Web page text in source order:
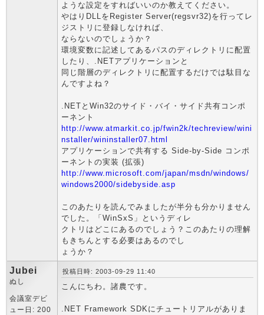
ような設定をすればいいのか教えてください。
やはりDLLをRegister Server(regsvr32)を行ってレ
ジストリに登録しなければ、
ならないのでしょうか？
環境変数に記述してあるパスのディレクトリに配置
したり、.NETアプリケーションと
同じ階層のディレクトリに配置するだけでは駄目な
んですよね？
.NETとWin32のサイド・バイ・サイド共有コンポ
ーネント
http://www.atmarkit.co.jp/fwin2k/techreview/wini
nstaller/wininstaller07.html
アプリケーションで共有する Side-by-Side コンポ
ーネントの実装 (拡張)
http://www.microsoft.com/japan/msdn/windows/
windows2000/sidebyside.asp
このあたりを読んでみましたが半分も分かりません
でした。「WinSxS」というディレ
クトリはどこにあるのでしょう？このあたりの理解
もきちんとする必要はあるのでし
ょうか？
Jubei
ぬし
会議室デビ
ュー日: 200
投稿日時: 2003-09-29 11:40
こんにちわ。諸農です。
.NET Framework SDKにチュートリアルがありま